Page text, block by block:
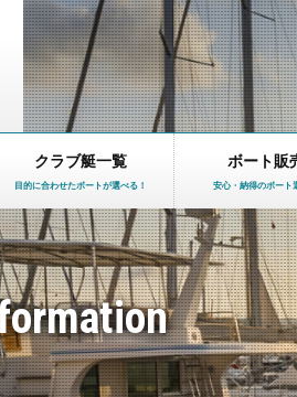
クラブ艇一覧
目的に合わせたボートが選べる！
ボート販
安心・納得のボート